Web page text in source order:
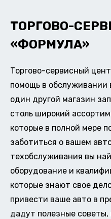
ТОРГОВО-
«ФОРМУЛА»
Торгово-сервисный
помощь в обслуживании
один другой магазин
столь широкий
которые в полной мере
заботиться о вашем
техобслуживания вы
оборудование и
которые знают свое
привести ваше авто в
дадут полезные